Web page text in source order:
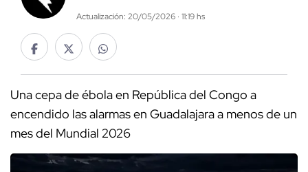
Actualización: 20/05/2026 · 11:19 hs
Una cepa de ébola en República del Congo a
encendido las alarmas en Guadalajara a menos de un
mes del Mundial 2026